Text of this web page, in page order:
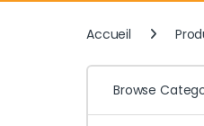
Accueil
Browse